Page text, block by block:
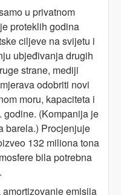
u privatnom
proteklih godina
ciljeve na svijetu i
ubjeđivanja drugih
strane, mediji
odobriti novi
moru, kapaciteta i
godine. (Kompanija je
barela.) Procjenjuje
132 miliona tona
bila potrebna
emisija